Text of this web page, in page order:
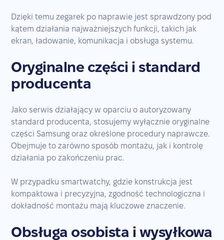
Dzięki temu zegarek po naprawie jest sprawdzony pod
kątem działania najważniejszych funkcji, takich jak
ekran, ładowanie, komunikacja i obsługa systemu.
Oryginalne części i standard
producenta
Jako serwis działający w oparciu o autoryzowany
standard producenta, stosujemy wyłącznie oryginalne
części Samsung oraz określone procedury naprawcze.
Obejmuje to zarówno sposób montażu, jak i kontrolę
działania po zakończeniu prac.
W przypadku smartwatchy, gdzie konstrukcja jest
kompaktowa i precyzyjna, zgodność technologiczna i
dokładność montażu mają kluczowe znaczenie.
Obsługa osobista i wysyłkowa